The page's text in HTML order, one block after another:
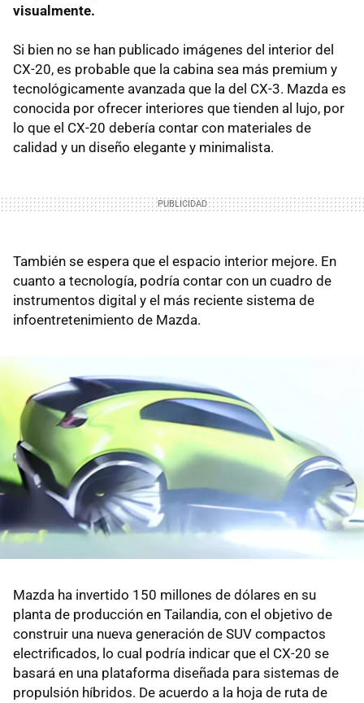
visualmente.
Si bien no se han publicado imágenes del interior del
CX-20, es probable que la cabina sea más premium y
tecnológicamente avanzada que la del CX-3. Mazda es
conocida por ofrecer interiores que tienden al lujo, por
lo que el CX-20 debería contar con materiales de
calidad y un diseño elegante y minimalista.
También se espera que el espacio interior mejore. En
cuanto a tecnología, podría contar con un cuadro de
instrumentos digital y el más reciente sistema de
infoentretenimiento de Mazda.
Mazda ha invertido 150 millones de dólares en su
planta de producción en Tailandia, con el objetivo de
construir una nueva generación de SUV compactos
electrificados, lo cual podría indicar que el CX-20 se
basará en una plataforma diseñada para sistemas de
propulsión híbridos. De acuerdo a la hoja de ruta de